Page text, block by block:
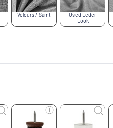
Velours / Samt
Used Leder
Look